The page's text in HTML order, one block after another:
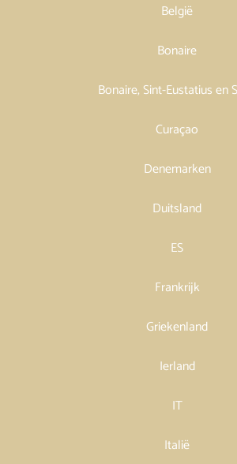
België
Bonaire
Bonaire, Sint-Eustatius en
Curaçao
Denemarken
Duitsland
ES
Frankrijk
Griekenland
Ierland
IT
Italië